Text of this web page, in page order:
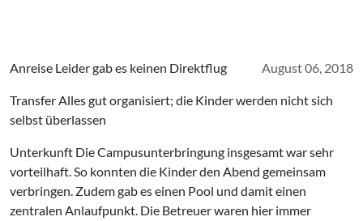
August 06, 2018
Anreise Leider gab es keinen Direktflug
Transfer Alles gut organisiert; die Kinder werden nicht sich
selbst überlassen
Unterkunft Die Campusunterbringung insgesamt war sehr
vorteilhaft. So konnten die Kinder den Abend gemeinsam
verbringen. Zudem gab es einen Pool und damit einen
zentralen Anlaufpunkt. Die Betreuer waren hier immer